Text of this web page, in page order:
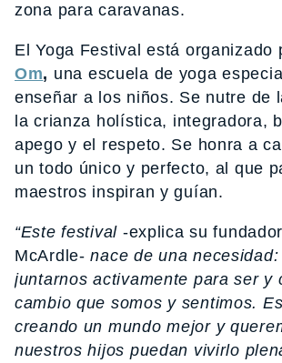
zona para caravanas.
El Yoga Festival está organizado
Om, una escuela de yoga
enseñar a los niños. Se nutre de
la crianza holística, integradora,
apego y el respeto. Se honra a
un todo único y perfecto, al que
maestros inspiran y guían.
“Este festival -explica su
McArdle-nace de una
juntarnos activamente para ser y
cambio que somos y sentimos.
creando un mundo mejor y
nuestros hijos puedan vivirlo